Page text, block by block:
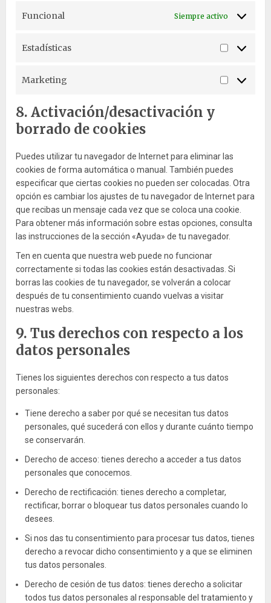
Funcional Siempre activo
Estadísticas
Marketing
8. Activación/desactivación y
borrado de cookies
Puedes utilizar tu navegador de Internet para eliminar las
cookies de forma automática o manual. También puedes
especificar que ciertas cookies no pueden ser colocadas. Otra
opción es cambiar los ajustes de tu navegador de Internet para
que recibas un mensaje cada vez que se coloca una cookie.
Para obtener más información sobre estas opciones, consulta
las instrucciones de la sección «Ayuda» de tu navegador.
Ten en cuenta que nuestra web puede no funcionar
correctamente si todas las cookies están desactivadas. Si
borras las cookies de tu navegador, se volverán a colocar
después de tu consentimiento cuando vuelvas a visitar
nuestras webs.
9. Tus derechos con respecto a los
datos personales
Tienes los siguientes derechos con respecto a tus datos
personales:
Tiene derecho a saber por qué se necesitan tus datos
personales, qué sucederá con ellos y durante cuánto tiempo
se conservarán.
Derecho de acceso: tienes derecho a acceder a tus datos
personales que conocemos.
Derecho de rectificación: tienes derecho a completar,
rectificar, borrar o bloquear tus datos personales cuando lo
desees.
Si nos das tu consentimiento para procesar tus datos, tienes
derecho a revocar dicho consentimiento y a que se eliminen
tus datos personales.
Derecho de cesión de tus datos: tienes derecho a solicitar
todos tus datos personales al responsable del tratamiento y